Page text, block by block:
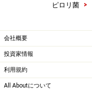
ピロリ菌
>
会社概要
投資家情報
利用規約
All Aboutについて